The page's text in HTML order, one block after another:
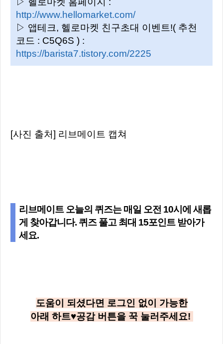
http://www.hellomarket.com/
▷ 앱테크, 헬로마켓 친구초대 이벤트!( 추천
코드 : C5Q6S ) :
https://barista7.tistory.com/2225
[사진 출처] 리브메이트 캡쳐
리브메이트 오늘의 퀴즈는 매일 오전 10시에 새롭
게 찾아갑니다. 퀴즈 풀고 최대 15포인트 받아가
세요.
도움이 되셨다면 로그인 없이 가능한
아래 하트♥공감 버튼을 꾹 눌러주세요!